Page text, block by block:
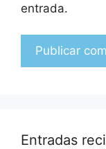
entrada.
Entradas